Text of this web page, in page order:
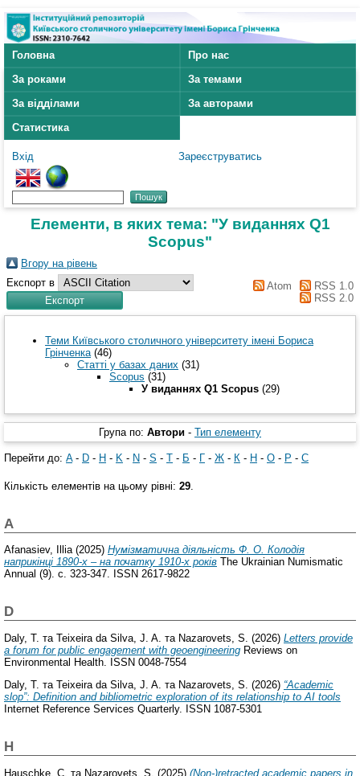
Головна
Про нас
За роками
За темами
За відділами
За авторами
Статистика
Вхід Зареєструватись
Елементи, в яких тема: "У виданнях Q1
Scopus"
Вгору на рівень
Експорт в
Atom
RSS 1.0
RSS 2.0
Теми Київського столичного університету імені Бориса
Грінченка (46)
Статті у базах даних (31)
Scopus (31)
У виданнях Q1 Scopus (29)
Група по: Автори - Тип елементу
Перейти до: A- D - H - K - N - S - T - Б - Г - Ж - К - Н - О - Р - С
Кількість елементів на цьому рівні: 29
A
Afanasiev, Illia(2025) Нумізматична діяльність Ф. О. Колодія
наприкінці 1890-х – на початку 1910-х років The Ukrainian Numismatic
Annual (9). с. 323-347. ISSN 2617-9822
D
Daly, T. та Teixeira da Silva, J. A. та Nazarovets, S. (2026) Letters provide
a forum for public engagement with geoengineering Reviews on
Environmental Health. ISSN 0048-7554
Daly, T. та Teixeira da Silva, J. A. та Nazarovets, S. (2026) “Academic
slop”: Definition and bibliometric exploration of its relationship to AI tools
Internet Reference Services Quarterly. ISSN 1087-5301
H
Hauschke, C. та Nazarovets, S. (2025) (Non-)retracted academic papers in